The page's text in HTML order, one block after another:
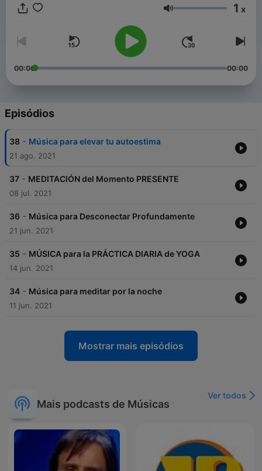
Volume 1 x
00:00 00:00
Episódios
38 - Música para elevar tu autoestima
21 ago. 2021
37 - MEDITACIÓN del Momento PRESENTE
08 jul. 2021
36 - Música para Desconectar Profundamente
21 jun. 2021
35 - MÚSICA para la PRÁCTICA DIARIA de YOGA
14 jun. 2021
34 - Música para meditar por la noche
11 jun. 2021
Mostrar mais episódios
Mais podcasts de Músicas
Ver todos